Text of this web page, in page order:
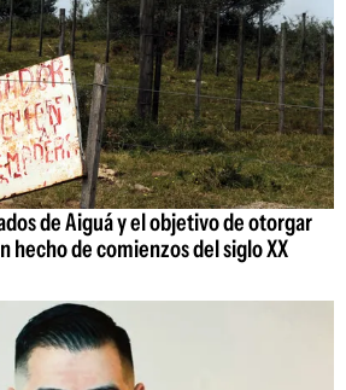
de Aiguá y el objetivo de otorgar
hecho de comienzos del siglo XX